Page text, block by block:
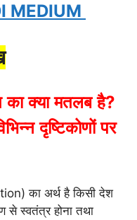
MEDIUM
का क्या मतलब है?
दृष्टिकोणों पर
का अर्थ है किसी देश
से स्वतंत्र होना तथा